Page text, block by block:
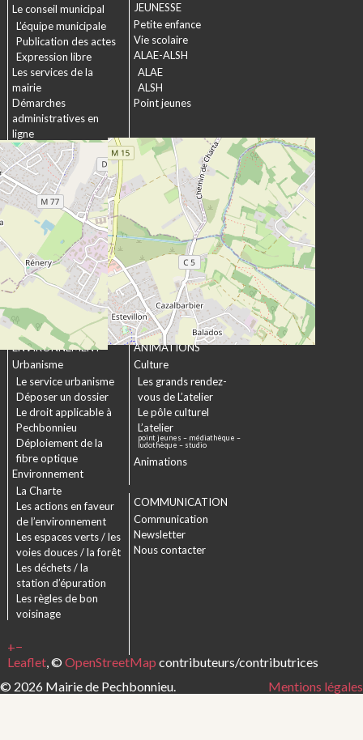
+−
Leaflet, © OpenStreetMap contributeurs/contributrices
Le conseil municipal
L’équipe municipale
Publication des actes
Expression libre
Les services de la
mairie
Démarches
administratives en
ligne
Formulaires
Marchés publics
JEUNESSE
Petite enfance
Vie scolaire
ALAE-ALSH
ALAE
ALSH
Point jeunes
SOCIAL &
SOLIDARITÉ
Actions municipales
La commission
intergénérationnelle
Maison de retraite La
chartreuse
Les établissements
médico-sociaux
Projet Se Canto
URBANISME &
ENVIRONNEMENT
Urbanisme
Le service urbanisme
Déposer un dossier
Le droit applicable à
Pechbonnieu
Déploiement de la
fibre optique
Environnement
La Charte
Les actions en faveur
de l’environnement
Les espaces verts / les
voies douces / la forêt
Les déchets / la
station d’épuration
Les règles de bon
voisinage
CULTURE &
ANIMATIONS
Culture
Les grands rendez-
vous de L’atelier
Le pôle culturel
L’atelier
point jeunes – médiathèque –
ludothèque – studio
Animations
COMMUNICATION
Communication
Newsletter
Nous contacter
© 2026 Mairie de Pechbonnieu. Mentions légales